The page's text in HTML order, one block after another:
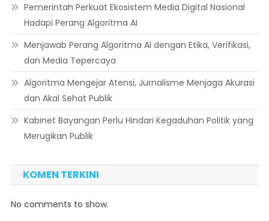
Pemerintah Perkuat Ekosistem Media Digital Nasional
Hadapi Perang Algoritma AI
Menjawab Perang Algoritma AI dengan Etika, Verifikasi,
dan Media Tepercaya
Algoritma Mengejar Atensi, Jurnalisme Menjaga Akurasi
dan Akal Sehat Publik
Kabinet Bayangan Perlu Hindari Kegaduhan Politik yang
Merugikan Publik
KOMEN TERKINI
No comments to show.